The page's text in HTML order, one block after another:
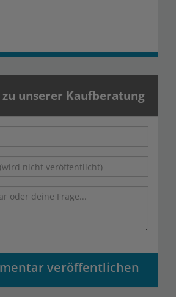
unserer Kaufberatung
veröffentlichen